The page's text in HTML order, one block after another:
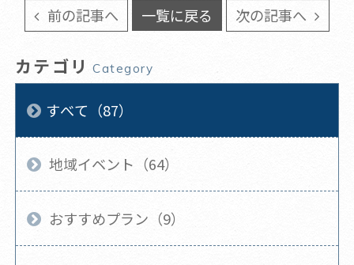
前の記事へ 一覧に戻る 次の記事へ
カテゴリ Category
すべて（87）
地域イベント（64）
おすすめプラン（9）